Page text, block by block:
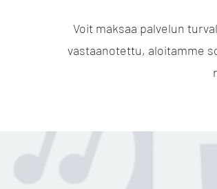
Voit maksaa palvelun
vastaanotettu, aloitamme